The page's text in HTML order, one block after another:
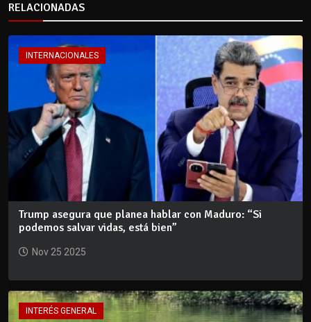
RELACIONADAS
INTERNACIONALES
Trump asegura que planea hablar con Maduro: “Si
podemos salvar vidas, está bien”
Nov 25 2025
INTERÉS GENERAL